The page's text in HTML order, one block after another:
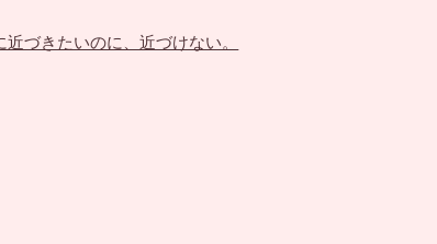
近づきたいのに、近づけない。